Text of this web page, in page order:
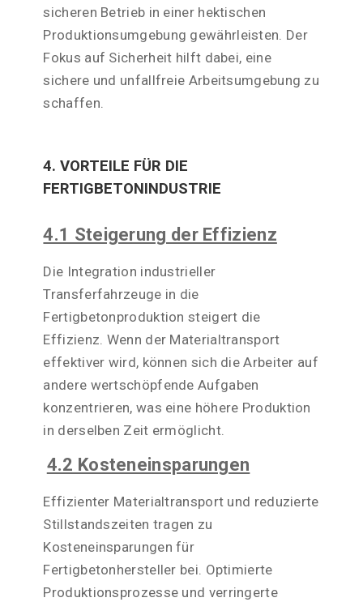
sicheren Betrieb in einer hektischen
Produktionsumgebung gewährleisten. Der
Fokus auf Sicherheit hilft dabei, eine
sichere und unfallfreie Arbeitsumgebung zu
schaffen.
4. VORTEILE FÜR DIE
FERTIGBETONINDUSTRIE
4.1 Steigerung der Effizienz
Die Integration industrieller
Transferfahrzeuge in die
Fertigbetonproduktion steigert die
Effizienz. Wenn der Materialtransport
effektiver wird, können sich die Arbeiter auf
andere wertschöpfende Aufgaben
konzentrieren, was eine höhere Produktion
in derselben Zeit ermöglicht.
4.2 Kosteneinsparungen
Effizienter Materialtransport und reduzierte
Stillstandszeiten tragen zu
Kosteneinsparungen für
Fertigbetonhersteller bei. Optimierte
Produktionsprozesse und verringerte